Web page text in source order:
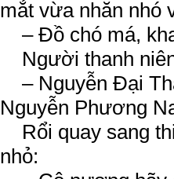
mắt vừa nhăn nhó
– Đồ chó má,
Người thanh
– Nguyễn Đại
Nguyễn Phương
Rổi quay sang
nhỏ: